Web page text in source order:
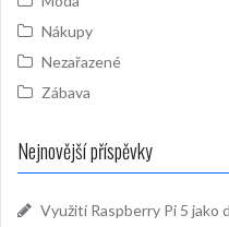
Nákupy
Nezařazené
Zábava
Nejnovější příspěvky
Využití Raspberry Pi 5 jako